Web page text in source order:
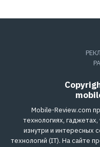
Mobile-Review.com
технологиях,
изнутри и интересных
технологий (IT). На сайте